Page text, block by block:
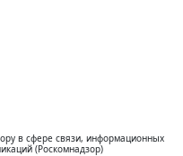
в сфере связи, информационных
(Роскомнадзор)